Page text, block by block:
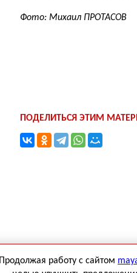
Фото: Михаил ПРОТАСОВ
ПОДЕЛИТЬСЯ ЭТИМ
Продолжая работу с сайтом